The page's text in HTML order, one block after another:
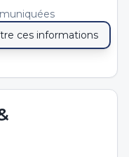
ces informations